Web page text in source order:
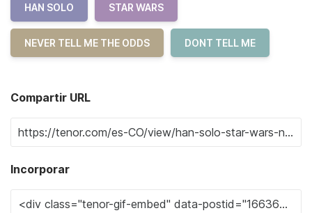
HAN SOLO STAR WARS
NEVER TELL ME THE ODDS DONT TELL ME
Compartir URL
Incorporar